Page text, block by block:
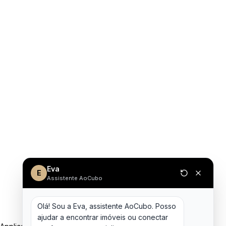
E Eva
Assistente AoCubo
Olá! Sou a Eva, assistente AoCubo. Posso
ajudar a encontrar imóveis ou conectar